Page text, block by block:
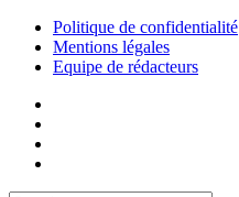
Politique de confidentialité
Mentions légales
Equipe de rédacteurs